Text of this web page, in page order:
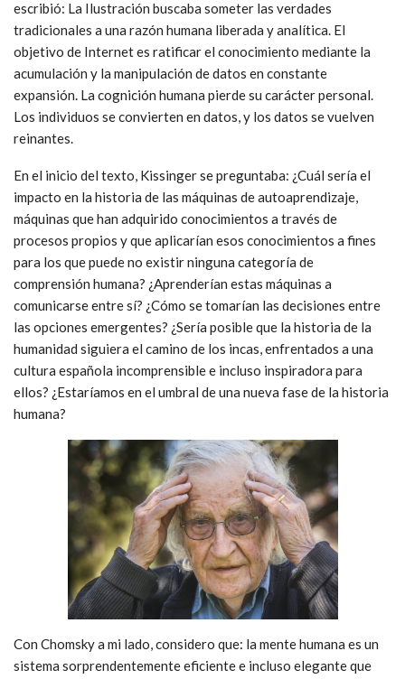
escribió: La Ilustración buscaba someter las verdades
tradicionales a una razón humana liberada y analítica. El
objetivo de Internet es ratificar el conocimiento mediante la
acumulación y la manipulación de datos en constante
expansión. La cognición humana pierde su carácter personal.
Los individuos se convierten en datos, y los datos se vuelven
reinantes.
En el inicio del texto, Kissinger se preguntaba: ¿Cuál sería el
impacto en la historia de las máquinas de autoaprendizaje,
máquinas que han adquirido conocimientos a través de
procesos propios y que aplicarían esos conocimientos a fines
para los que puede no existir ninguna categoría de
comprensión humana? ¿Aprenderían estas máquinas a
comunicarse entre sí? ¿Cómo se tomarían las decisiones entre
las opciones emergentes? ¿Sería posible que la historia de la
humanidad siguiera el camino de los incas, enfrentados a una
cultura española incomprensible e incluso inspiradora para
ellos? ¿Estaríamos en el umbral de una nueva fase de la historia
humana?
Con Chomsky a mi lado, considero que: la mente humana es un
sistema sorprendentemente eficiente e incluso elegante que